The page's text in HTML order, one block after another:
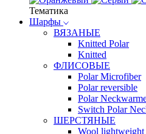
Тематика
Шарфы
ВЯЗАНЫЕ
Knitted Polar
Knitted
ФЛИСОВЫЕ
Polar Microfiber
Polar reversible
Polar
Switch Polar
ШЕРСТЯНЫЕ
Wool lightweight